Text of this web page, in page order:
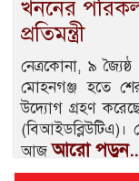
খননের
প্রতিমন্ত্রী
নেত্রকোনা, ৯
মোহনগঞ্জ হতে
উদ্যোগ গ্রহণ
(বিআইডব্লিউটিএ)।
আজআরো পড়ুন..